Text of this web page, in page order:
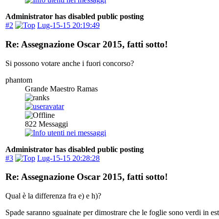
Administrator has disabled public posting
#2
Lug-15-15 20:19:49
Re: Assegnazione Oscar 2015, fatti sotto!
Si possono votare anche i fuori concorso?
phantom
Grande Maestro Ramas
822 Messaggi
Administrator has disabled public posting
#3
Lug-15-15 20:28:28
Re: Assegnazione Oscar 2015, fatti sotto!
Qual è la differenza fra e) e h)?
Spade saranno sguainate per dimostrare che le foglie sono verdi in